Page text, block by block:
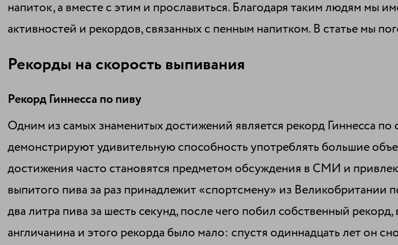
напиток, а вместе с этим и прославиться. Благодаря таким людям мы
активностей и рекордов, связанных с пенным напитком. В статье мы
Рекорды на скорость выпивания
Рекорд Гиннесса по пиву
Одним из самых знаменитых достижений является рекорд Гиннесса
демонстрируют удивительную способность употреблять большие
достижения часто становятся предметом обсуждения в СМИ и
выпитого пива за раз принадлежит «спортсмену» из Великобритании
два литра пива за шесть секунд, после чего побил собственный
англичанина и этого рекорда было мало: спустя одиннадцать лет он